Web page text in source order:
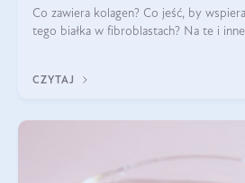
Co zawiera kolagen? Co jeść, by
tego białka w fibroblastach? Na te i
CZYTAJ